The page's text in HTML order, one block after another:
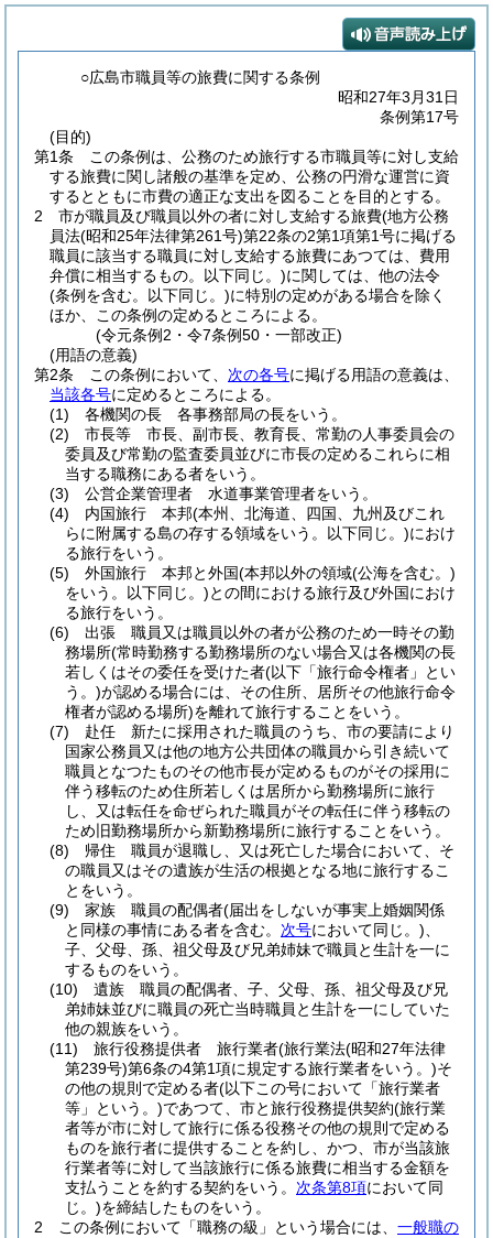
○広島市職員等の旅費に関する条例
昭和27年3月31日
条例第17号
(目的)
第1条
この条例は、公務のため旅行する市職員等に対し支給
する旅費に関し諸般の基準を定め、公務の円滑な運営に資
するとともに市費の適正な支出を図ることを目的とする。
2
市が職員及び職員以外の者に対し支給する旅費(地方公務
員法(昭和25年法律第261号)第22条の2第1項第1号に掲げる
職員に該当する職員に対し支給する旅費にあつては、費用
弁償に相当するもの。以下同じ。)に関しては、他の法令
(条例を含む。以下同じ。)に特別の定めがある場合を除く
ほか、この条例の定めるところによる。
(令元条例2・令7条例50・一部改正)
(用語の意義)
第2条
この条例において、 次の各号に掲げる用語の意義は、
当該各号に定めるところによる。
(1)
各機関の長 各事務部局の長をいう。
(2)
市長等 市長、副市長、教育長、常勤の人事委員会の
委員及び常勤の監査委員並びに市長の定めるこれらに相
当する職務にある者をいう。
(3)
公営企業管理者 水道事業管理者をいう。
(4)
内国旅行 本邦(本州、北海道、四国、九州及びこれ
らに附属する島の存する領域をいう。以下同じ。)におけ
る旅行をいう。
(5)
外国旅行 本邦と外国(本邦以外の領域(公海を含む。)
をいう。以下同じ。)との間における旅行及び外国におけ
る旅行をいう。
(6)
出張 職員又は職員以外の者が公務のため一時その勤
務場所(常時勤務する勤務場所のない場合又は各機関の長
若しくはその委任を受けた者(以下「旅行命令権者」とい
う。)が認める場合には、その住所、居所その他旅行命令
権者が認める場所)を離れて旅行することをいう。
(7)
赴任 新たに採用された職員のうち、市の要請により
国家公務員又は他の地方公共団体の職員から引き続いて
職員となつたものその他市長が定めるものがその採用に
伴う移転のため住所若しくは居所から勤務場所に旅行
し、又は転任を命ぜられた職員がその転任に伴う移転の
ため旧勤務場所から新勤務場所に旅行することをいう。
(8)
帰住 職員が退職し、又は死亡した場合において、そ
の職員又はその遺族が生活の根拠となる地に旅行するこ
とをいう。
(9)
家族 職員の配偶者(届出をしないが事実上婚姻関係
と同様の事情にある者を含む。 次号において同じ。)
子、父母、孫、祖父母及び兄弟姉妹で職員と生計を一に
するものをいう。
(10)
遺族 職員の配偶者、子、父母、孫、祖父母及び兄
弟姉妹並びに職員の死亡当時職員と生計を一にしていた
他の親族をいう。
(11)
旅行役務提供者 旅行業者(旅行業法(昭和27年法律
第239号)第6条の4第1項に規定する旅行業者をいう。)そ
の他の規則で定める者(以下この号において「旅行業者
等」という。)であつて、市と旅行役務提供契約(旅行業
者等が市に対して旅行に係る役務その他の規則で定める
ものを旅行者に提供することを約し、かつ、市が当該旅
行業者等に対して当該旅行に係る旅費に相当する金額を
支払うことを約する契約をいう。 次条第8項において同
じ。)を締結したものをいう。
2
この条例において「職務の級」という場合には、 一般職の